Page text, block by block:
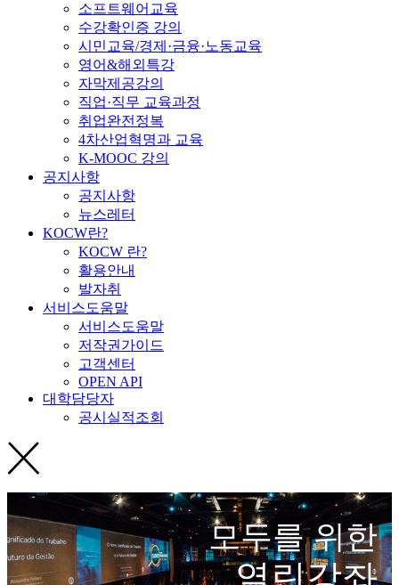
소프트웨어교육
수강확인증 강의
시민교육/경제·금융·노동교육
영어&해외특강
자막제공강의
직업·직무 교육과정
취업완전정복
4차산업혁명과 교육
K-MOOC 강의
공지사항
공지사항
뉴스레터
KOCW란?
KOCW 란?
활용안내
발자취
서비스도움말
서비스도움말
저작권가이드
고객센터
OPEN API
대학담당자
공시실적조회
모두를 위한